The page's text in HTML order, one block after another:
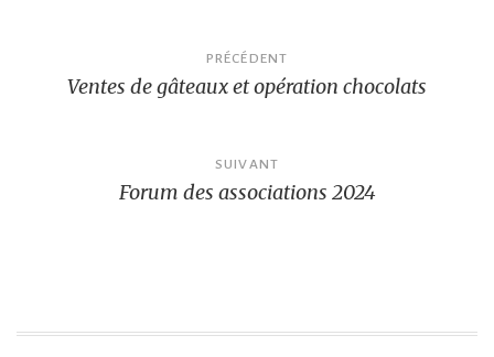
PRÉCÉDENT
Ventes de gâteaux et opération chocolats
SUIVANT
Forum des associations 2024